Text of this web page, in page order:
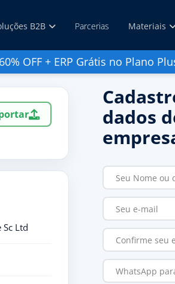
B2B Parcerias Materiais
60% OFF + ERP Grátis no Plano
Ltd
dados